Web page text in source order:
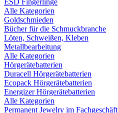
ESD Fingerlinge
Alle Kategorien
Goldschmieden
Bücher für die Schmuckbranche
Löten, Schweißen, Kleben
Metallbearbeitung
Alle Kategorien
Hörgerätebatterien
Duracell Hörgerätebatterien
Ecopack Hörgerätebatterien
Energizer Hörgerätebatterien
Alle Kategorien
Permanent Jewelry im Fachgeschäft